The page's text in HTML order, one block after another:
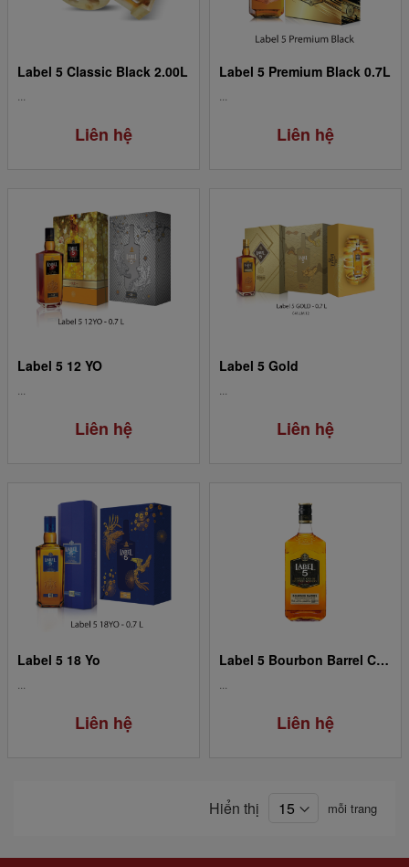
Label 5 Classic Black 2.00L
Liên hệ
Label 5 Premium Black 0.7L
Liên hệ
Label 5 12 YO
Liên hệ
Label 5 Gold
Liên hệ
Label 5 18 Yo
Liên hệ
Label 5 Bourbon Barrel Classic Black 0.70L
Liên hệ
Hiển thị mỗi trang